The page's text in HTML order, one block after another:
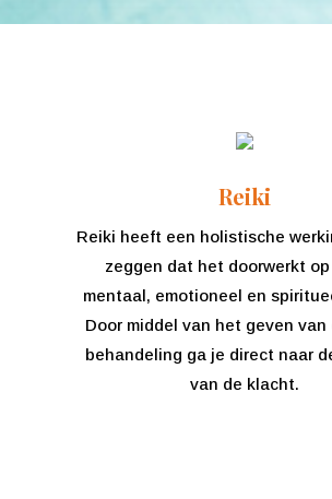
Reiki
Reiki heeft een holistische
zeggen dat het doorwerkt
mentaal, emotioneel en
Door middel van het geven van
behandeling ga je direct naar
van de klacht.